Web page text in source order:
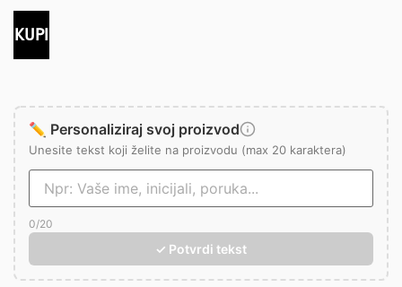
KUPI
✏️ Personaliziraj svoj proizvod
Unesite tekst koji želite na proizvodu (max 20 karaktera)
0/20
✓ Potvrdi tekst